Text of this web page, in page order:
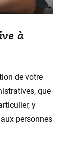
à
de votre
que
y
personnes